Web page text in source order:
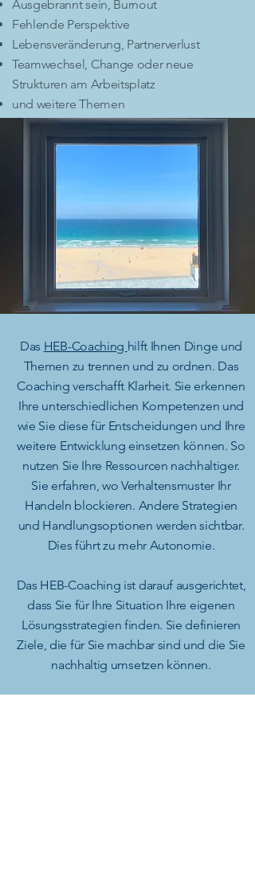
Ausgebrannt sein, Burnout
Fehlende Perspektive
Lebensveränderung, Partnerverlust
Teamwechsel, Change oder neue
Strukturen am Arbeitsplatz
und weitere Themen
Das HEB-Coaching hilft Ihnen Dinge und
Themen zu trennen und zu ordnen. Das
Coaching verschafft Klarheit. Sie erkennen
Ihre unterschiedlichen Kompetenzen und
wie Sie diese für Entscheidungen und Ihre
weitere Entwicklung einsetzen können. So
nutzen Sie Ihre Ressourcen nachhaltiger.
Sie erfahren, wo Verhaltensmuster Ihr
Handeln blockieren. Andere Strategien
und Handlungsoptionen werden sichtbar.
Dies führt zu mehr Autonomie.
Das HEB-Coaching ist darauf ausgerichtet,
dass Sie für Ihre Situation Ihre eigenen
Lösungsstrategien finden. Sie definieren
Ziele, die für Sie machbar sind und die Sie
nachhaltig umsetzen können.